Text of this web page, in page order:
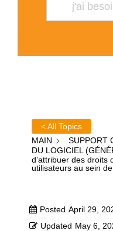
< All Topics
MAIN
SUPPORT
DU LOGICIEL
d’attribuer des droits
utilisateurs au sein
Posted April 29,
Updated May 6,